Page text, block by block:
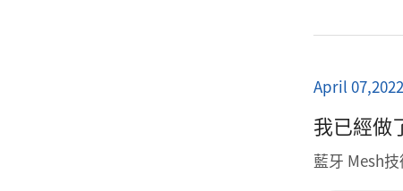
April 07,2022
我已經做
藍牙 Mesh